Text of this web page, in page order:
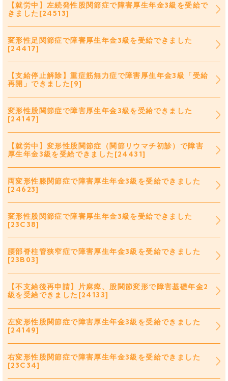
【就労中】左続発性股関節症で障害厚生年金3級を受給で
きました[24513]
変形性足関節症で障害厚生年金3級を受給できました
[24417]
【支給停止解除】重症筋無力症で障害厚生年金3級「受給
再開」できました[9]
変形性股関節症で障害厚生年金3級を受給できました
[24147]
【就労中】変形性股関節症（関節リウマチ初診）で障害
厚生年金3級を受給できました[24431]
両変形性膝関節症で障害厚生年金3級を受給できました
[24623]
変形性股関節症で障害厚生年金3級を受給できました
[23C38]
腰部脊柱管狭窄症で障害厚生年金3級を受給できました
[23B03]
【不支給後再申請】片麻痺、股関節変形で障害基礎年金2
級を受給できました[24133]
左変形性股関節症で障害厚生年金3級を受給できました
[24149]
右変形性股関節症で障害厚生年金3級を受給できました
[23C34]